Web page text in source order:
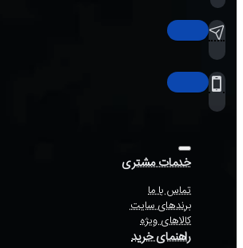
خدمات مشتری
تماس با ما
برندهای سایت
کالاهای ویژه
راهنمای خرید